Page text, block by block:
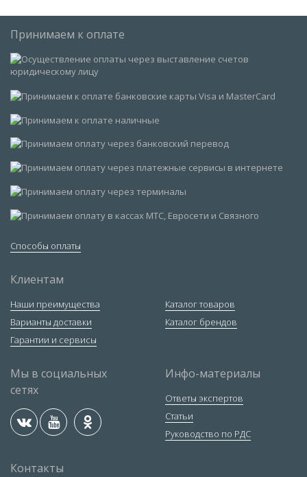
Принимаем к оплате
Способы оплаты
Клиентам
Наши преимущества
Варианты доставки
Гарантии и сервисы
Каталог товаров
Каталог брендов
Мы в социальных
сетях
Инфо-материалы
Ответы экспертов
Статьи
Руководство по РДС
Контакты